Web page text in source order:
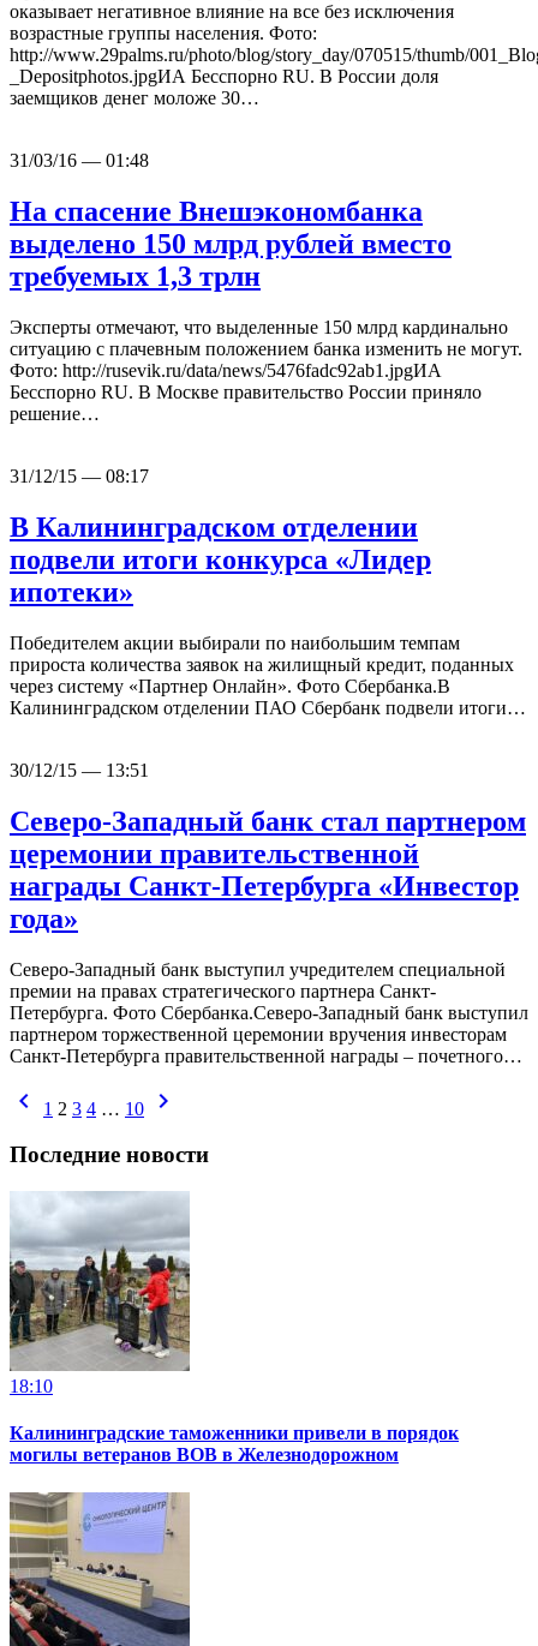
оказывает негативное влияние на все без исключения
возрастные группы населения. Фото:
http://www.29palms.ru/photo/blog/story_day/070515/thumb/
_Depositphotos.jpgИА Бесспорно RU. В России доля
заемщиков денег моложе 30…
31/03/16 — 01:48
На спасение Внешэкономбанка
выделено 150 млрд рублей вместо
требуемых 1,3 трлн
Эксперты отмечают, что выделенные 150 млрд кардинально
ситуацию с плачевным положением банка изменить не могут.
Фото: http://rusevik.ru/data/news/5476fadc92ab1.jpgИА
Бесспорно RU. В Москве правительство России приняло
решение…
31/12/15 — 08:17
В Калининградском отделении
подвели итоги конкурса «Лидер
ипотеки»
Победителем акции выбирали по наибольшим темпам
прироста количества заявок на жилищный кредит, поданных
через систему «Партнер Онлайн». Фото Сбербанка.В
Калининградском отделении ПАО Сбербанк подвели итоги…
30/12/15 — 13:51
Северо-Западный банк стал партнером
церемонии правительственной
награды Санкт-Петербурга «Инвестор
года»
Северо-Западный банк выступил учредителем специальной
премии на правах стратегического партнера Санкт-
Петербурга. Фото Сбербанка.Северо-Западный банк выступил
партнером торжественной церемонии вручения инвесторам
Санкт-Петербурга правительственной награды – почетного…
chevron_left 1 2 3 4 … 10 chevron_right
Последние новости
18:10
Калининградские таможенники привели в порядок
могилы ветеранов ВОВ в Железнодорожном